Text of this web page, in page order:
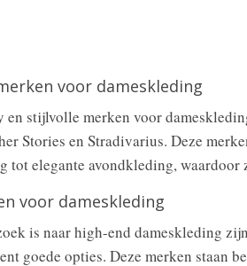
voor dameskleding
en stijlvolle merken voor
Stories en Stradivarius. Deze
tot elegante avondkleding,
voor dameskleding
is naar high-end dameskleding
goede opties. Deze merken staan